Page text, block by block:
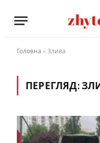
Головна » Злива
ПЕРЕГЛЯД: